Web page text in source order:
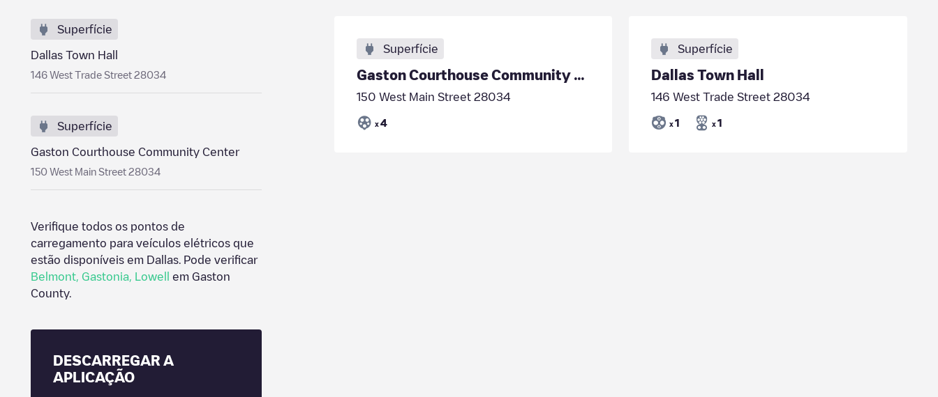
Superfície
Dallas Town Hall
146 West Trade Street 28034
Superfície
Gaston Courthouse Community Center
150 West Main Street 28034
Verifique todos os pontos de
carregamento para veículos elétricos que
estão disponíveis em Dallas . Pode verificar
Belmont Gastonia Lowell em Gaston
County.
DESCARREGAR A
APLICAÇÃO
Superfície
Gaston Courthouse Community Center
150 West Main Street 28034
x 4
Superfície
Dallas Town Hall
146 West Trade Street 28034
x 1 x 1